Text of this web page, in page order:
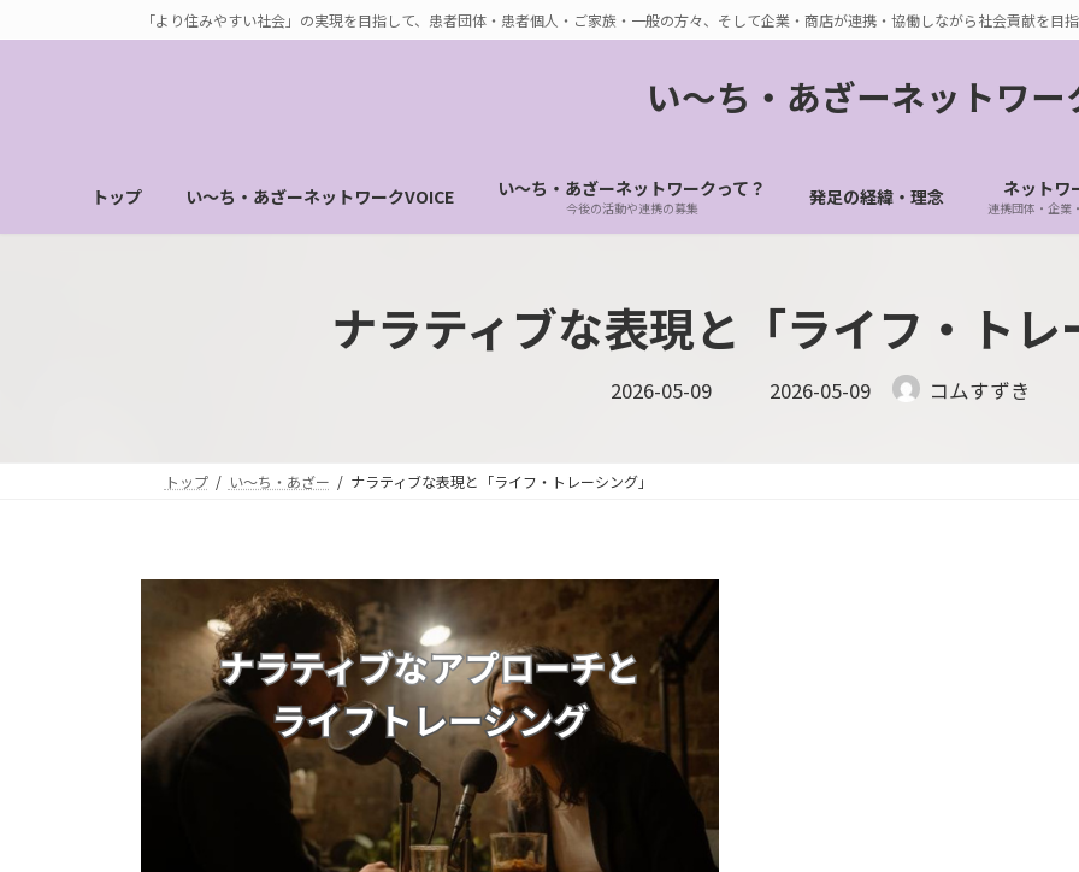
ン
キ
ビ
に
「より住みやすい社会」の実現を目指して、患者団体・患者個人・ご家族・一般の方々、そして企業・商店が連携・協働しながら社会貢献を目
い〜ち・あざーネットワー
トップ い～ち・あざーネットワークVOICE い～ち・あざーネットワークって？
今後の活動や連携の募集 発足の経緯・理念 ネットワ
連携団体・企業
ナラティブな表現と「ライフ・トレ
2026-05-09 最
終
2026-05-09 コムすずき
トップ い～ち・あざー ナラティブな表現と「ライフ・トレーシング」